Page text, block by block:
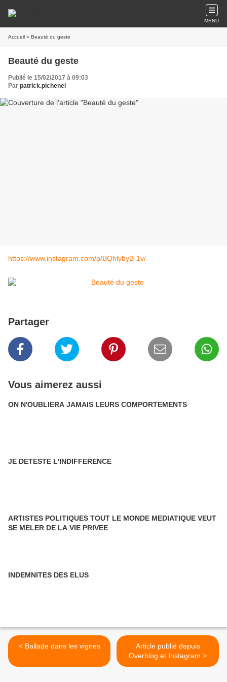
MENU
Accueil » Beauté du geste
Beauté du geste
Publié le 15/02/2017 à 09:03
Par patrick.pichenel
https://www.instagram.com/p/BQhlybyB-1v/
Partager
Vous aimerez aussi
ON N'OUBLIERA JAMAIS LEURS COMPORTEMENTS
JE DETESTE L'INDIFFERENCE
ARTISTES POLITIQUES TOUT LE MONDE MEDIATIQUE VEUT
SE MELER DE LA VIE PRIVEE
INDEMNITES DES ELUS
< Ballade dans les vignes
Article publié depuis
Overblog et Instagram >